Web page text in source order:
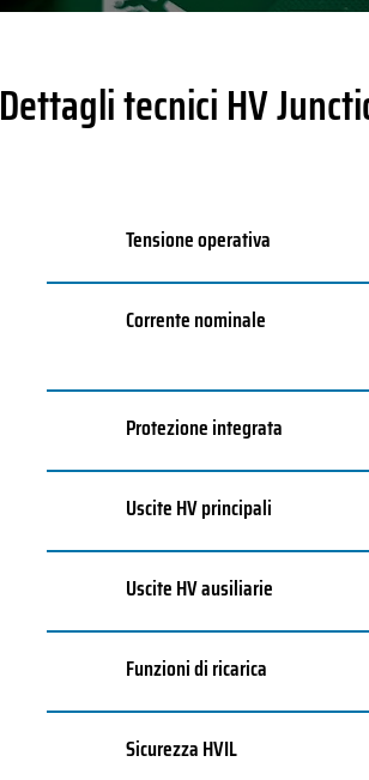
Dettagli tecnici HV
Tensione operativa
Corrente nominale
Protezione integrata
Uscite HV principali
Uscite HV ausiliarie
Funzioni di ricarica
Sicurezza HVIL